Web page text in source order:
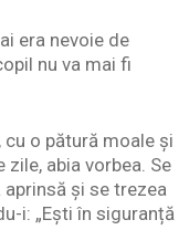
era nevoie de
nu va mai fi
o pătură moale și
zile, abia vorbea. Se
și se trezea
i: „Ești în siguranță